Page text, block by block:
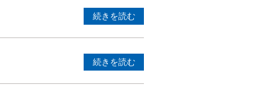
続きを読む
続きを読む